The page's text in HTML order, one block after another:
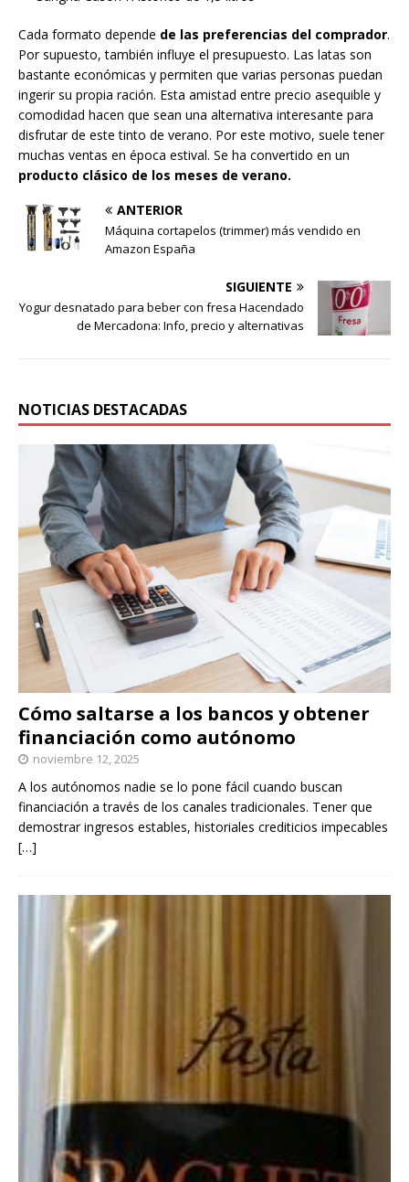
Cada formato depende de las preferencias del comprador.
Por supuesto, también influye el presupuesto. Las latas son
bastante económicas y permiten que varias personas puedan
ingerir su propia ración. Esta amistad entre precio asequible y
comodidad hacen que sean una alternativa interesante para
disfrutar de este tinto de verano. Por este motivo, suele tener
muchas ventas en época estival. Se ha convertido en un
producto clásico de los meses de verano.
ANTERIOR
Máquina cortapelos (trimmer) más vendido en
Amazon España
SIGUIENTE
Yogur desnatado para beber con fresa Hacendado
de Mercadona: Info, precio y alternativas
NOTICIAS DESTACADAS
Cómo saltarse a los bancos y obtener
financiación como autónomo
noviembre 12, 2025
A los autónomos nadie se lo pone fácil cuando buscan
financiación a través de los canales tradicionales. Tener que
demostrar ingresos estables, historiales crediticios impecables
[…]